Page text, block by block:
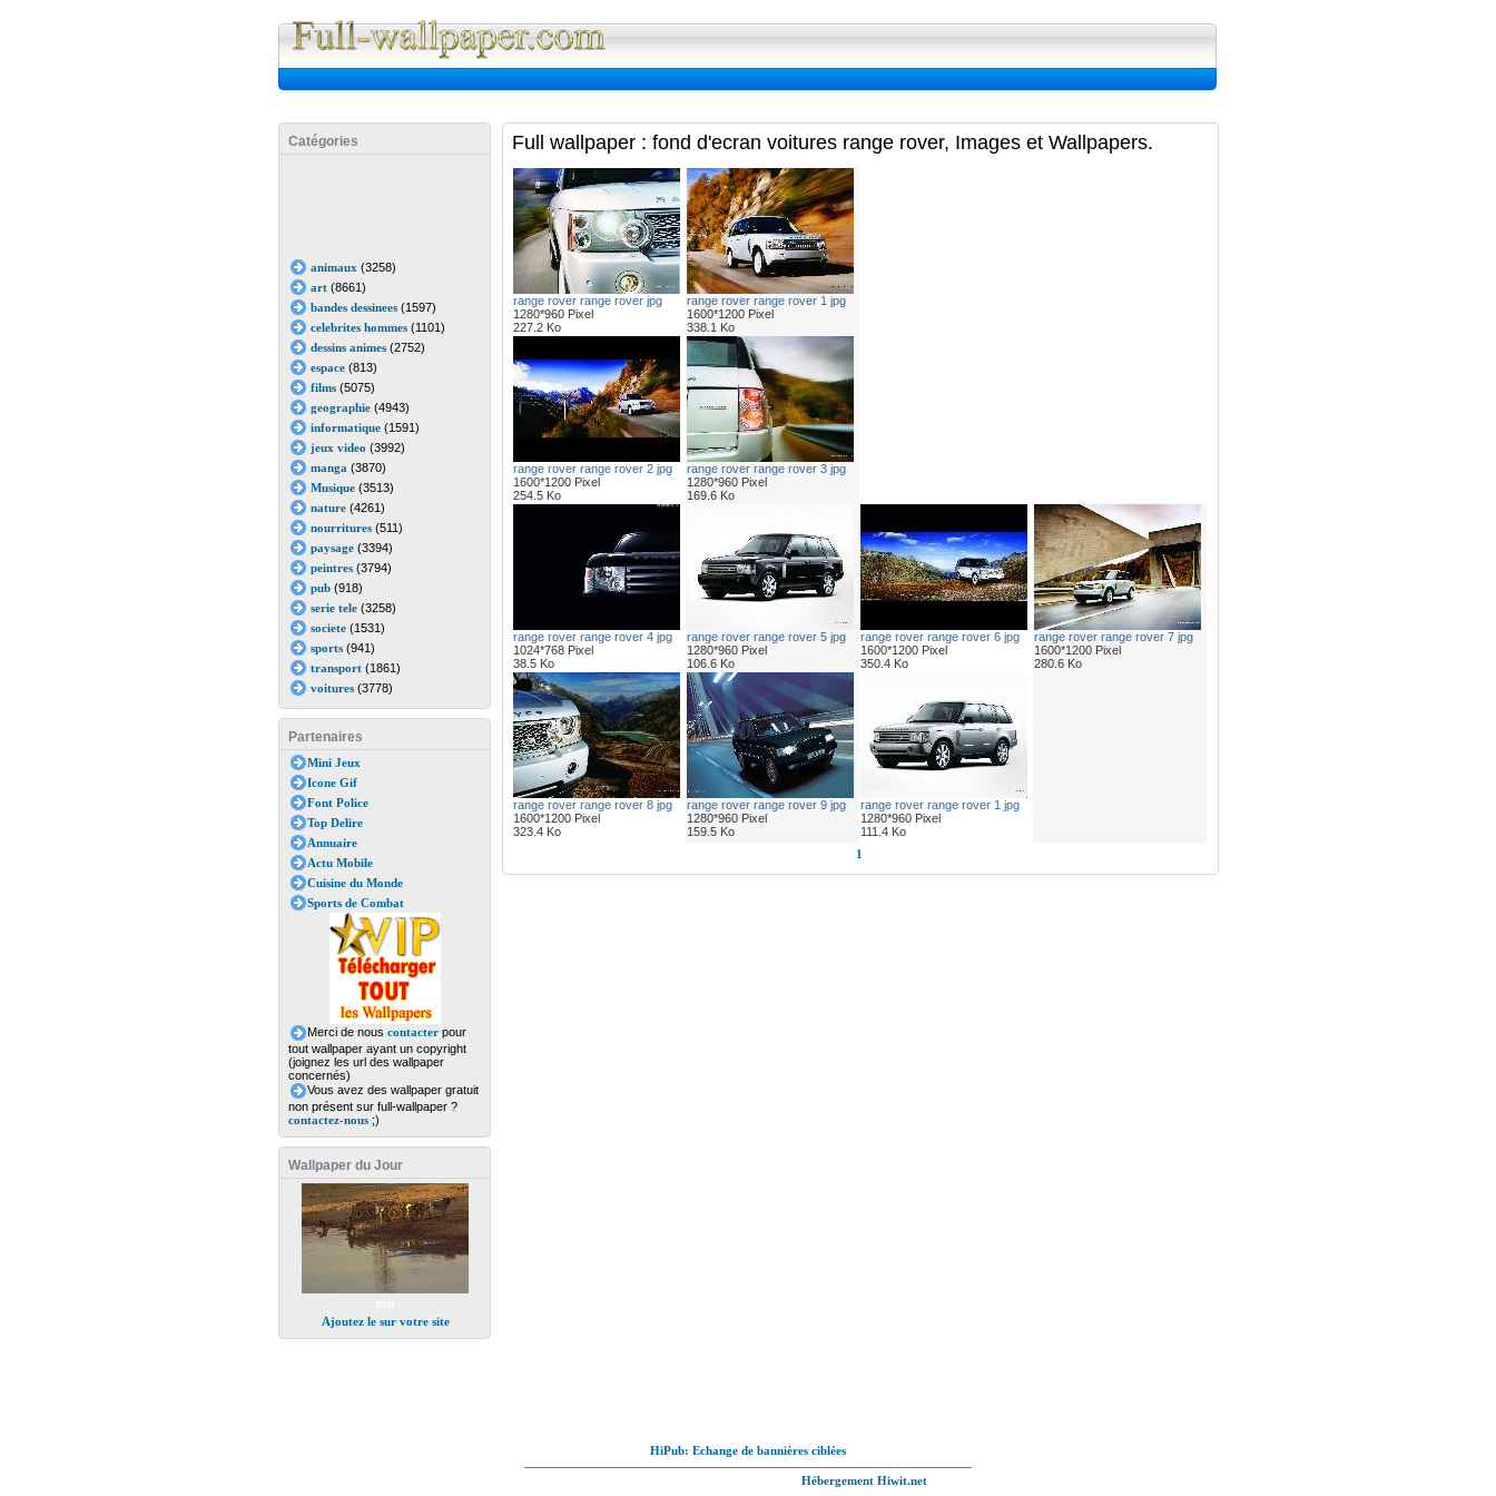
Catégories
animaux (3258)
art(8661)
bandes dessinees(1597)
celebrites hommes(1101)
dessins animes(2752)
espace(813)
films(5075)
geographie(4943)
informatique(1591)
jeux video (3992)
manga (3870)
Musique(3513)
nature(4261)
nourritures(511)
paysage(3394)
peintres(3794)
pub(918)
serie tele(3258)
societe(1531)
sports(941)
transport(1861)
voitures(3778)
Partenaires
Mini Jeux
Icone Gif
Font Police
Top Delire
Annuaire
Actu Mobile
Cuisine du Monde
Sports de Combat
Merci de nous contacterpour
tout wallpaper ayant un copyright
(joignez les url des wallpaper
concernés)
Vous avez des wallpaper gratuit
non présent sur full-wallpaper ?
contactez-nous;)
Wallpaper du Jour
Ajoutez le sur votre site
Full wallpaper : fond d'ecran voitures range rover, Images et Wallpapers.
range rover range rover jpg
1280*960 Pixel
227.2 Ko
range rover range rover 1 jpg
1600*1200 Pixel
338.1 Ko
range rover range rover 2 jpg
1600*1200 Pixel
254.5 Ko
range rover range rover 3 jpg
1280*960 Pixel
169.6 Ko
range rover range rover 4 jpg
1024*768 Pixel
38.5 Ko
range rover range rover 5 jpg
1280*960 Pixel
106.6 Ko
range rover range rover 6 jpg
1600*1200 Pixel
350.4 Ko
range rover range rover 7 jpg
1600*1200 Pixel
280.6 Ko
range rover range rover 8 jpg
1600*1200 Pixel
323.4 Ko
range rover range rover 9 jpg
1280*960 Pixel
159.5 Ko
range rover range rover 1 jpg
1280*960 Pixel
111.4 Ko
1
HiPub: Echange de bannières ciblées
Hébergement Hiwit.net